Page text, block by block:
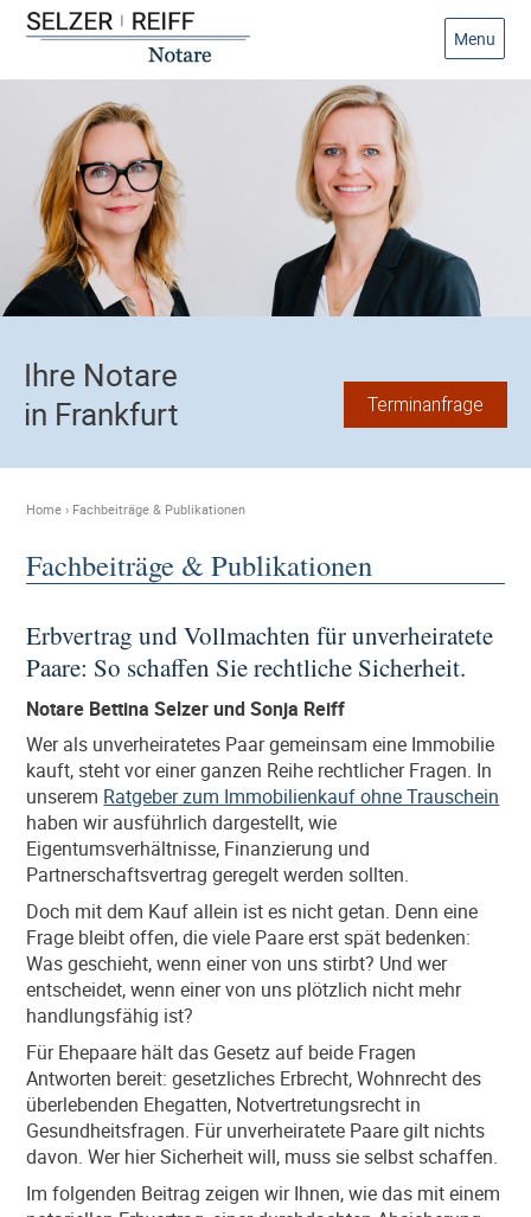
Menu
Ihre Notare
in Frankfurt
Terminanfrage
Home › Fachbeiträge & Publikationen
Fachbeiträge & Publikationen
Erbvertrag und Vollmachten für unverheiratete
Paare: So schaffen Sie rechtliche Sicherheit.
Notare Bettina Selzer und Sonja Reiff
Wer als unverheiratetes Paar gemeinsam eine Immobilie
kauft, steht vor einer ganzen Reihe rechtlicher Fragen. In
unserem Ratgeber zum Immobilienkauf ohne Trauschein
haben wir ausführlich dargestellt, wie
Eigentumsverhältnisse, Finanzierung und
Partnerschaftsvertrag geregelt werden sollten.
Doch mit dem Kauf allein ist es nicht getan. Denn eine
Frage bleibt offen, die viele Paare erst spät bedenken:
Was geschieht, wenn einer von uns stirbt? Und wer
entscheidet, wenn einer von uns plötzlich nicht mehr
handlungsfähig ist?
Für Ehepaare hält das Gesetz auf beide Fragen
Antworten bereit: gesetzliches Erbrecht, Wohnrecht des
überlebenden Ehegatten, Notvertretungsrecht in
Gesundheitsfragen. Für unverheiratete Paare gilt nichts
davon. Wer hier Sicherheit will, muss sie selbst schaffen.
Im folgenden Beitrag zeigen wir Ihnen, wie das mit einem